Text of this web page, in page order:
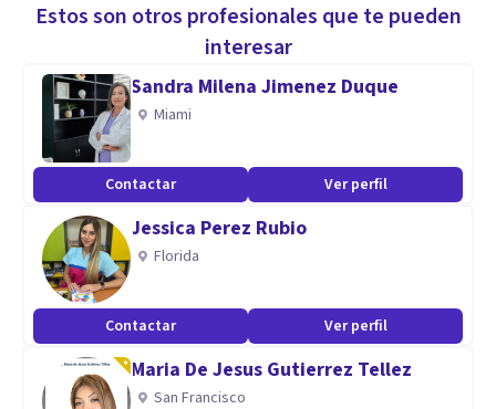
Estos son otros profesionales que te pueden
interesar
Sandra Milena Jimenez Duque
Miami
Contactar Ver perfil
Jessica Perez Rubio
Florida
Contactar Ver perfil
Maria De Jesus Gutierrez Tellez
San Francisco